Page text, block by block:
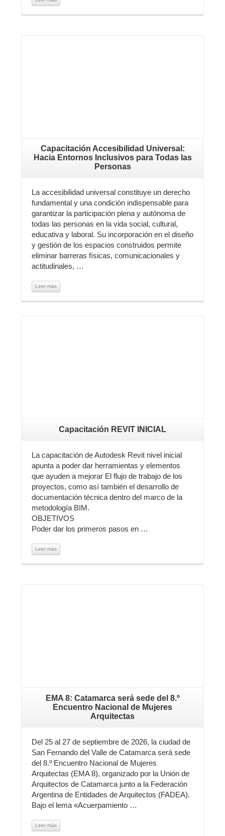
Capacitación Accesibilidad Universal:
Hacia Entornos Inclusivos para Todas las
Personas
La accesibilidad universal constituye un derecho
fundamental y una condición indispensable para
garantizar la participación plena y autónoma de
todas las personas en la vida social, cultural,
educativa y laboral. Su incorporación en el diseño
y gestión de los espacios construidos permite
eliminar barreras físicas, comunicacionales y
actitudinales, …
Leer más
Capacitación REVIT INICIAL
La capacitación de Autodesk Revit nivel inicial
apunta a poder dar herramientas y elementos
que ayuden a mejorar El flujo de trabajo de los
proyectos, como así también el desarrollo de
documentación técnica dentro del marco de la
metodología BIM.
OBJETIVOS
Poder dar los primeros pasos en …
Leer más
EMA 8: Catamarca será sede del 8.º
Encuentro Nacional de Mujeres
Arquitectas
Del 25 al 27 de septiembre de 2026, la ciudad de
San Fernando del Valle de Catamarca será sede
del 8.º Encuentro Nacional de Mujeres
Arquitectas (EMA 8), organizado por la Unión de
Arquitectos de Catamarca junto a la Federación
Argentina de Entidades de Arquitectos (FADEA).
Bajo el lema «Acuerpamiento …
Leer más